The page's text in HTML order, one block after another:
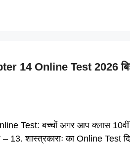
Online Test 2026
बच्चों अगर आप क्लास 10वीं के
शास्त्रकाराः का Online Test